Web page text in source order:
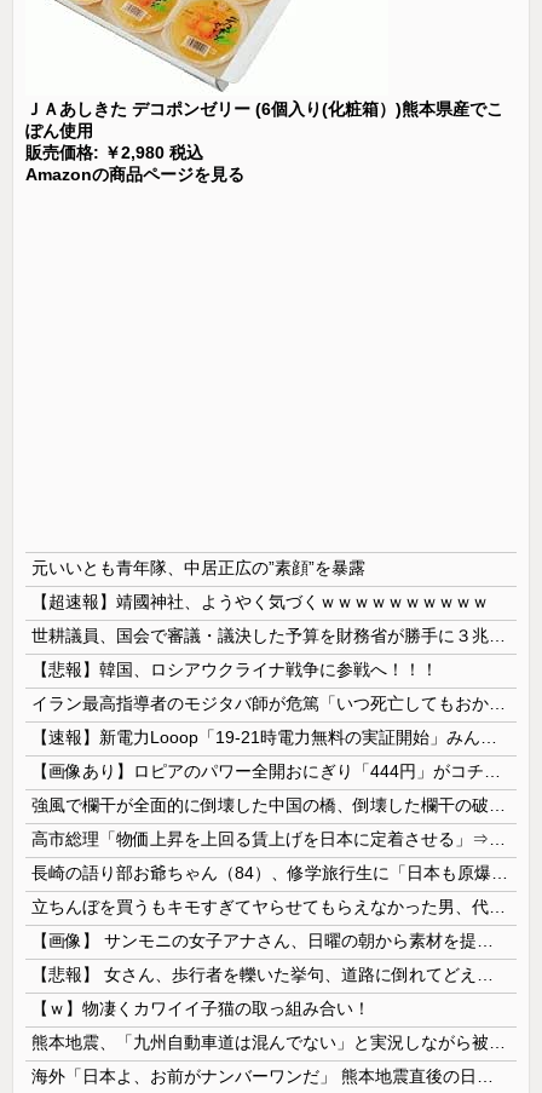
ＪＡあしきた デコポンゼリー (6個入り(化粧箱）)熊本県産でこ
ぽん使用
販売価格: ￥2,980 税込
Amazonの商品ページを見る
元いいとも青年隊、中居正広の”素顔”を暴露
【超速報】靖國神社、ようやく気づくｗｗｗｗｗｗｗｗｗｗ
【悲報】韓国、ロシアウクライナ戦争に参戦へ！！！
【ｗ】物凄くカワイイ子猫の取っ組み合い！